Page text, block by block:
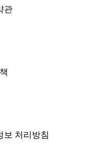
관
보 처리방침